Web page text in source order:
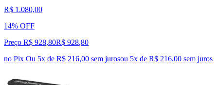
R$ 1.080,00
14% OFF
Preço R$ 928,80R$ 928,80
no Pix Ou 5x de R$ 216,00 sem jurosou 5x de R$ 216,00 sem juros